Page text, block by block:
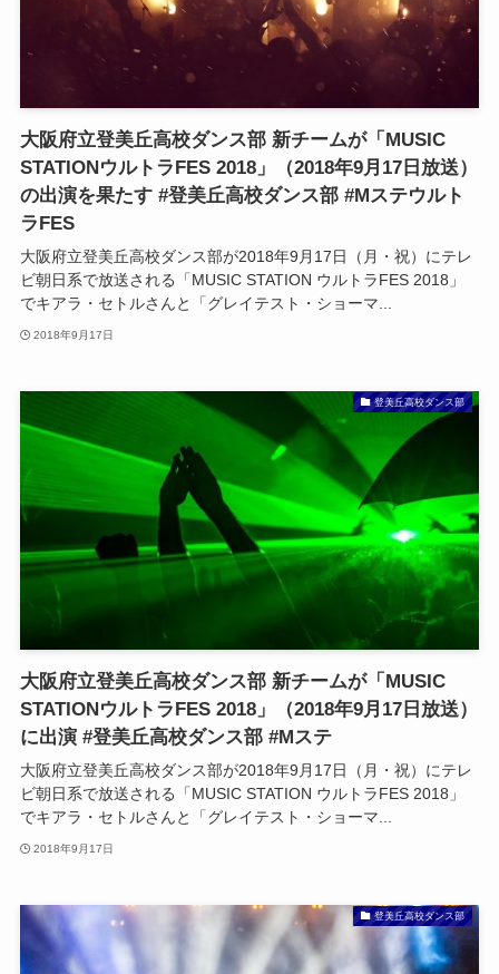
大阪府立登美丘高校ダンス部 新チームが「MUSIC
STATIONウルトラFES 2018」（2018年9月17日放送）
の出演を果たす #登美丘高校ダンス部 #Mステウルト
ラFES
大阪府立登美丘高校ダンス部が2018年9月17日（月・祝）にテレ
ビ朝日系で放送される「MUSIC STATION ウルトラFES 2018」
でキアラ・セトルさんと「グレイテスト・ショーマ...
2018年9月17日
登美丘高校ダンス部
大阪府立登美丘高校ダンス部 新チームが「MUSIC
STATIONウルトラFES 2018」（2018年9月17日放送）
に出演 #登美丘高校ダンス部 #Mステ
大阪府立登美丘高校ダンス部が2018年9月17日（月・祝）にテレ
ビ朝日系で放送される「MUSIC STATION ウルトラFES 2018」
でキアラ・セトルさんと「グレイテスト・ショーマ...
2018年9月17日
登美丘高校ダンス部